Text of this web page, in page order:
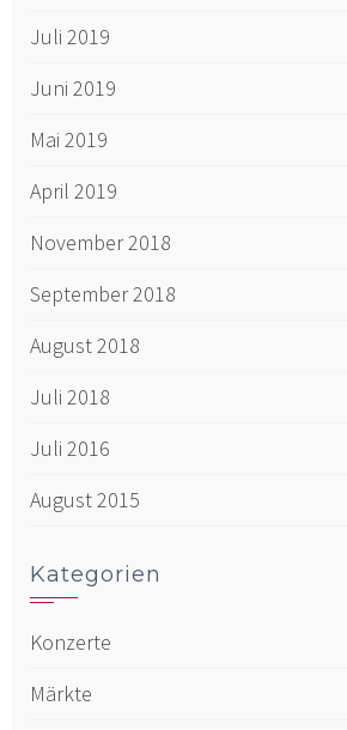
Juli 2019
Juni 2019
Mai 2019
April 2019
November 2018
September 2018
August 2018
Juli 2018
Juli 2016
August 2015
Kategorien
Konzerte
Märkte